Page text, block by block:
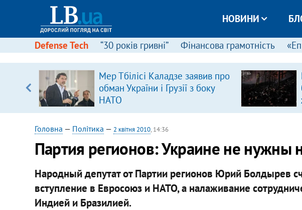
НОВИНИ
Defense Tech “30 років гривні” Фінансова грамотність
Мер Тбілісі Каладзе заявив про
обман України і Грузії з боку
НАТО
Головна — Політика — 2 квітня 2010, 14:36
Партия регионов: Украине не нужны
Народный депутат от Партии регионов Юрий Болдырев
вступление в Евросоюз и НАТО, а налаживание
Индией и Бразилией.